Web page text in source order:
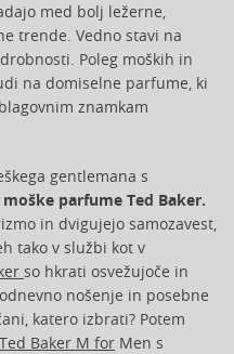
med bolj ležerne,
trende. Vedno stavi na
Poleg moških in
na domiselne parfume, ki
znamkam
gentlemana s
moške parfume Ted Baker.
in dvigujejo samozavest,
tako v službi kot v
so hkrati osvežujoče in
nošenje in posebne
katero izbrati? Potem
Ted Baker M for Men s